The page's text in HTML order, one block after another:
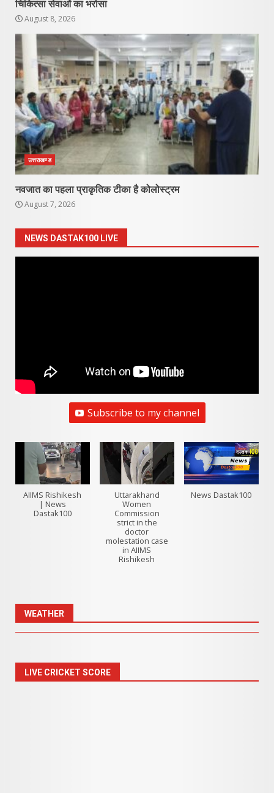
चिकित्सा सेवाओं का भरोसा
August 8, 2026
उत्तराखण्ड
नवजात का पहला प्राकृतिक टीका है कोलोस्ट्रम
August 7, 2026
NEWS DASTAK100 LIVE
Subscribe to my channel
AIIMS Rishikesh
| News
Dastak100
Uttarakhand
Women
Commission
strict in the
doctor
molestation case
in AIIMS
Rishikesh
News Dastak100
WEATHER
LIVE CRICKET SCORE